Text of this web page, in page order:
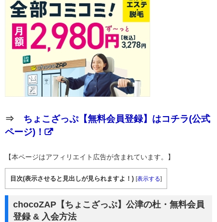
⇒ ちょこざっぷ【無料会員登録】はコチラ(公式
ページ)！
【本ページはアフィリエイト広告が含まれています。】
目次(表示させると見出しが見られますよ！) [表示する]
chocoZAP【ちょこざっぷ】公津の杜・無料会員
登録 & 入会方法